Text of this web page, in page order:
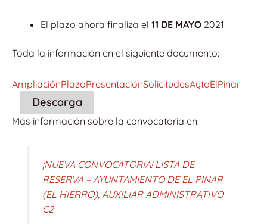
El plazo ahora finaliza el 11 DE MAYO 2021
Toda la información en el siguiente documento:
AmpliaciónPlazoPresentaciónSolicitudesAytoElPinar
Descarga
Más información sobre la convocatoria en:
¡NUEVA CONVOCATORIA! LISTA DE
RESERVA – AYUNTAMIENTO DE EL PINAR
(EL HIERRO), AUXILIAR ADMINISTRATIVO
C2